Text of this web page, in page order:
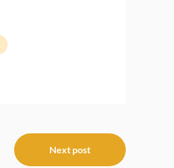
Next post